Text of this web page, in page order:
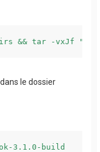
tar -vxJf
le dossier
3.1.0-build